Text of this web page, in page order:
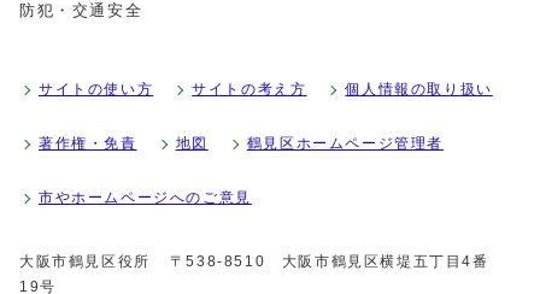
防犯・交通安全
サイトの使い方 サイトの考え方 個人情報の取り扱い
著作権・免責 地図 鶴見区ホームページ管理者
市やホームページへのご意見
大阪市鶴見区役所
〒538-8510 大阪市鶴見区横堤五丁目4番
19号